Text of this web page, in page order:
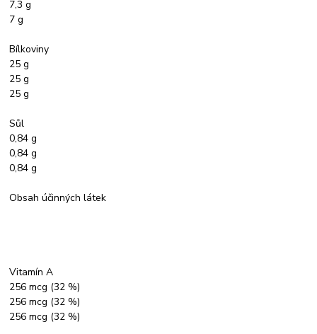
7,3 g
7 g
Bílkoviny
25 g
25 g
25 g
Sůl
0,84 g
0,84 g
0,84 g
Obsah účinných látek
Vitamín A
256 mcg (32 %)
256 mcg (32 %)
256 mcg (32 %)